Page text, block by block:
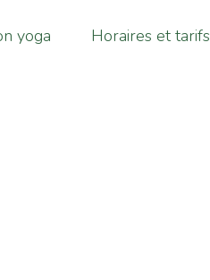
yoga Horaires et tarifs